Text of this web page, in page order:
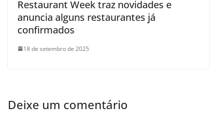
Restaurant Week traz novidades e
anuncia alguns restaurantes já
confirmados
18 de setembro de 2025
Deixe um comentário